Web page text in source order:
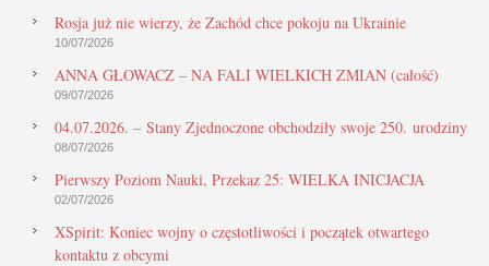
Rosja już nie wierzy, że Zachód chce pokoju na Ukrainie
10/07/2026
ANNA GŁOWACZ – NA FALI WIELKICH ZMIAN (całość)
09/07/2026
04.07.2026. – Stany Zjednoczone obchodziły swoje 250. urodziny
08/07/2026
Pierwszy Poziom Nauki, Przekaz 25: WIELKA INICJACJA
02/07/2026
XSpirit: Koniec wojny o częstotliwości i początek otwartego
kontaktu z obcymi